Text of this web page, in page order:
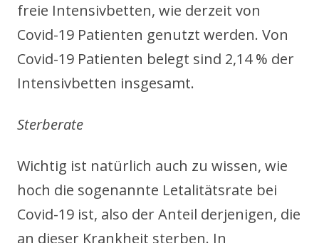
freie Intensivbetten, wie derzeit von
Covid-19 Patienten genutzt werden. Von
Covid-19 Patienten belegt sind 2,14 % der
Intensivbetten insgesamt.
Sterberate
Wichtig ist natürlich auch zu wissen, wie
hoch die sogenannte Letalitätsrate bei
Covid-19 ist, also der Anteil derjenigen, die
an dieser Krankheit sterben. In